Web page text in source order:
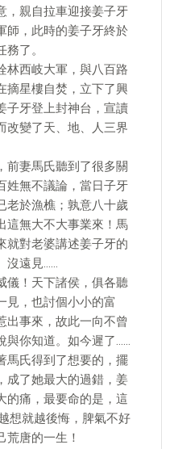
，親自拉車迎接姜子牙
師，此時的姜子牙終於
了。
林西岐大軍，與八百路
摘星樓自焚，立下了興
子牙登上封神台，宣讀
改變了天、地、人三界
前妻馬氏聽到了很多關
姓無不議論，當日子牙
老於漁樵；孰意八十歲
這無大不大事業來！馬
就對老婆講述姜子牙的
沒遠見……
儀！天下諸侯，俱各聽
見，也討個小小的富
出事來，故此一向不曾
與你知道。如今遲了……
馬氏得到了想要的，擺
成了她最大的過錯，姜
的痛，最要命的是，這
想就越後悔，脾氣不好
荒唐的一生！